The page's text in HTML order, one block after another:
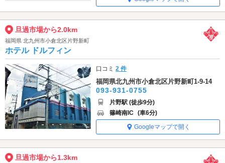
旦過市場から2.0km
福岡県 北九州市小倉北区片野新町
ホテル ドルフィン
口コミ2 件
福岡県北九州市小倉北区片野新町1-9-14
093-931-0755
片野駅 (徒歩9分)
篠崎南IC (車6分)
Googleマップで開く
旦過市場から1.3km